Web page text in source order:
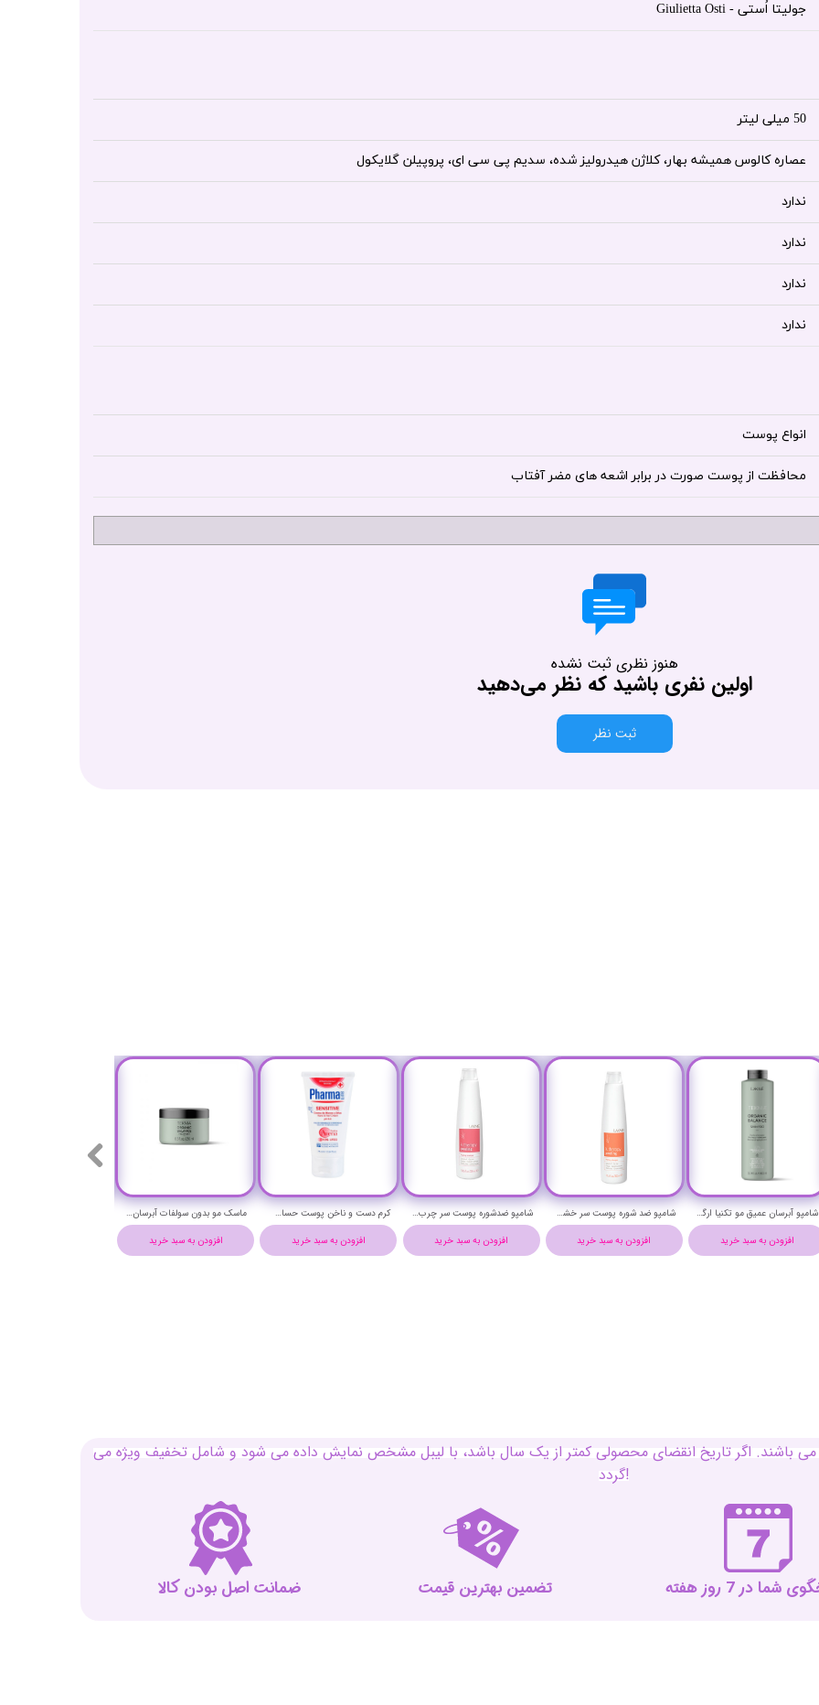
جولیتا اُستی - Giulietta Osti
50 میلی لیتر
عصاره کالوس همیشه بهار، کلاژن هیدرولیز شده، سدیم پی سی ای، پروپیلن گلایکول
ندارد
ندارد
ندارد
ندارد
انواع پوست
محافظت از پوست صورت در برابر اشعه های مضر آفتاب
هنوز نظری ثبت نشده
اولین نفری باشید که نظر می‌دهید
ثبت نظر
ماسک مو بدون سولفات آبرسان عمیق مو ارگانیک بالانس تکنیا لاکمه - Lakme Teknia Organic Balance Hair mask
افزودن به سبد خرید
کرم دست و ناخن پوست حساس فارمالاین حجم 75 میلی لیتر - PharmaLine Sensetive hand & nail Cream
افزودن به سبد خرید
شامپو ضدشوره پوست سر چرب لاکمه حجم 300 میلی لیتر - Lakme k.therapy peeling Shampoo
افزودن به سبد خرید
شامپو ضد شوره پوست سر خشک لاکمه حجم 300 میلی لیتر - Lakme k.therapy peeling Shampoo
افزودن به سبد خرید
شامپو آبرسان عمیق مو تکنیا ارگانیک بالانس لاکمه حجم 1000 میلی لیتر - Lakme Teknia Organic Balance Shampoo 1000 ml
افزودن به سبد خرید
باشند. اگر تاریخ انقضای محصولی کمتر از یک سال باشد، با لیبل مشخص نمایش داده می شود و شامل تخفیف ویژه می
گردد!
ضمانت اصل بودن کالا تضمین بهترین قیمت شما در 7 روز هفته